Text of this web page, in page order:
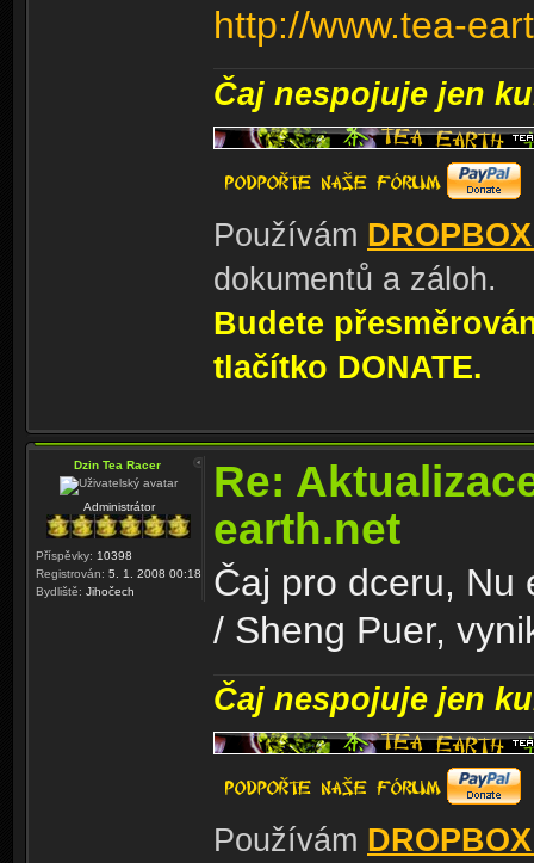
http://www.tea-
Čaj nespojuje jen
Používám
dokumentů a záloh.
Budete
tlačítko DONATE.
Dzin Tea Racer
Administrátor
Příspěvky: 10398
Registrován: 5. 1. 2008 00:18
Bydliště: Jihočech
Re:
earth.net
Čaj pro dceru, Nu
/ Sheng Puer,
Čaj nespojuje jen
Používám